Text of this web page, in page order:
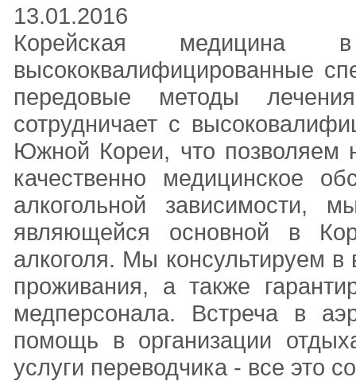
13.01.2016
Корейская
высококвалифицированные
передовые методы
сотрудничает с
Южной Кореи, что позволяем
качественно медицинское
алкогольной зависимости,
являющейся основной в
алкоголя. Мы консультируем
проживания, а также
медперсонала. Встреча в
помощь в организации
услуги переводчика - все это